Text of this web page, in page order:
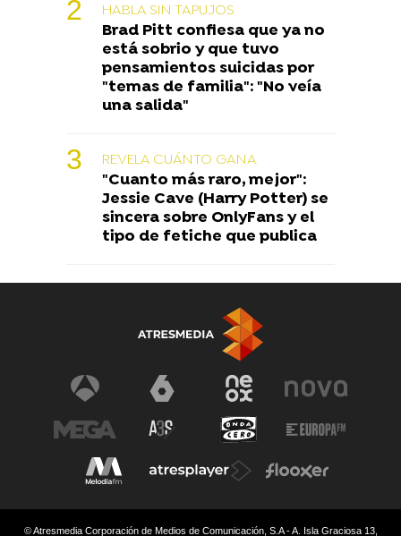
HABLA SIN TAPUJOS
Brad Pitt confiesa que ya no
está sobrio y que tuvo
pensamientos suicidas por
"temas de familia": "No veía
una salida"
REVELA CUÁNTO GANA
"Cuanto más raro, mejor":
Jessie Cave (Harry Potter) se
sincera sobre OnlyFans y el
tipo de fetiche que publica
© Atresmedia Corporación de Medios de Comunicación, S.A - A. Isla Graciosa 13,